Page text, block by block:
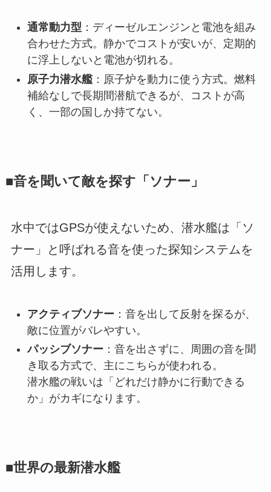
通常動力型 ：ディーゼルエンジンと電池を組み
合わせた方式。静かでコストが安いが、定期的
に浮上しないと電池が切れる。
原子力潜水艦：原子炉を動力に使う方式。燃料
補給なしで長期間潜航できるが、コストが高
く、一部の国しか持てない。
■音を聞いて敵を探す「ソナー」
水中ではGPSが使えないため、潜水艦は「ソ
ナー」と呼ばれる音を使った探知システムを
活用します。
アクティブソナー：音を出して反射を探るが、
敵に位置がバレやすい。
パッシブソナー：音を出さずに、周囲の音を聞
き取る方式で、主にこちらが使われる。
潜水艦の戦いは「どれだけ静かに行動できる
か」がカギになります。
■世界の最新潜水艦